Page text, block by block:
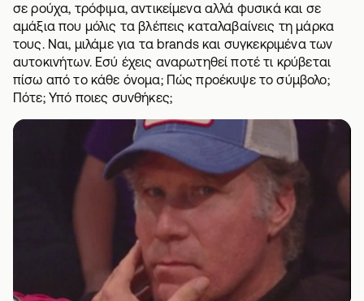
σε ρούχα, τρόφιμα, αντικείμενα αλλά φυσικά και σε
αμάξια που μόλις τα βλέπεις καταλαβαίνεις τη μάρκα
τους. Ναι, μιλάμε για τα brands και συγκεκριμένα των
αυτοκινήτων. Εσύ έχεις αναρωτηθεί ποτέ τι κρύβεται
πίσω από το κάθε όνομα; Πώς προέκυψε το σύμβολο;
Πότε; Υπό ποιες συνθήκες;